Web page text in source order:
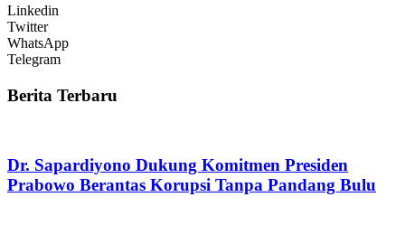
Linkedin
Twitter
WhatsApp
Telegram
Berita Terbaru
Dr. Sapardiyono Dukung Komitmen Presiden
Prabowo Berantas Korupsi Tanpa Pandang Bulu